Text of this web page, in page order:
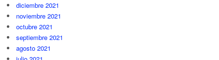
diciembre 2021
noviembre 2021
octubre 2021
septiembre 2021
agosto 2021